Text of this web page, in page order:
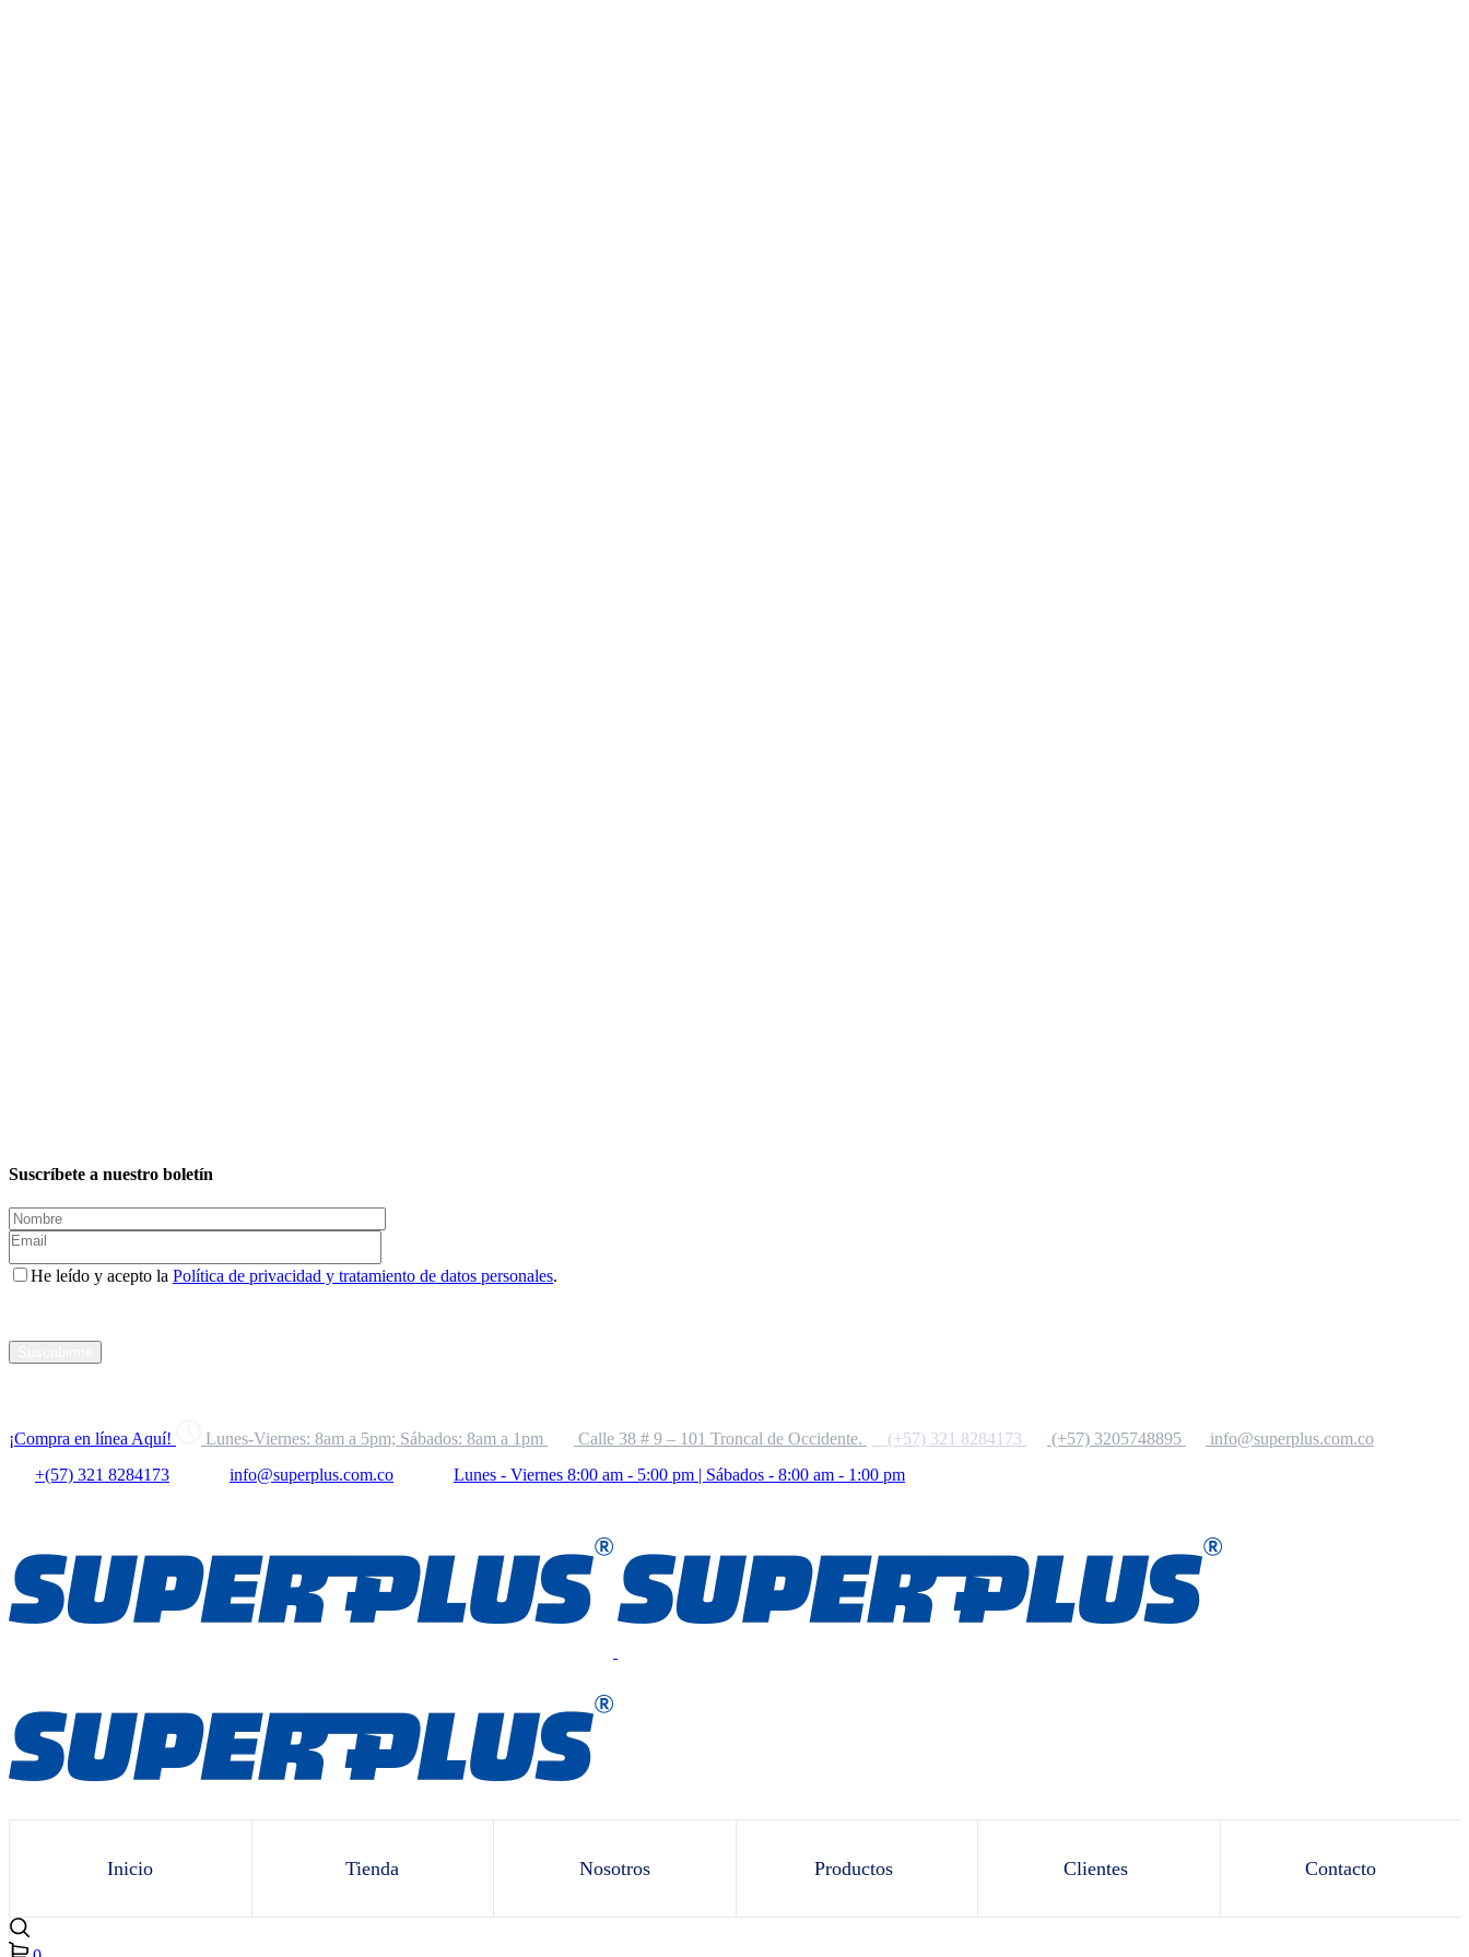
Suscríbete a nuestro boletín
He leído y acepto la Política de privacidad y tratamiento de datos personales.
¡Compra en línea Aquí! Lunes-Viernes: 8am a 5pm; Sábados: 8am a 1pm Calle 38 # 9 – 101 Troncal de Occidente. (+57) 321 8284173 (+57) 3205748895
info@superplus.com.co
+(57) 321 8284173
info@superplus.com.co Lunes - Viernes 8:00 am - 5:00 pm | Sábados - 8:00 am - 1:00 pm
Inicio Tienda Nosotros Productos Clientes Contacto